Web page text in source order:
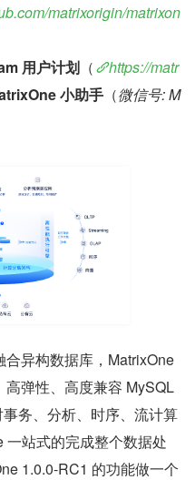
matrixorigin/matrixon
用户计划 （
https://matr
小助手 （微信号: M
异构数据库，MatrixOne
弹性、高度兼容 MySQL
务、分析、时序、流计算
一站式的完成整个数据处
1.0.0-RC1 的功能做一个